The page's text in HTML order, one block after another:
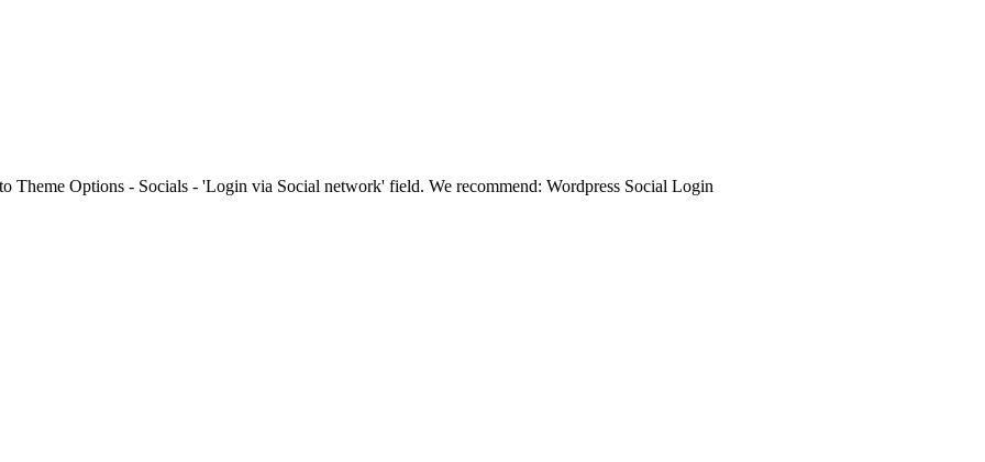
Theme Options - Socials - 'Login via Social network' field. We recommend: Wordpress Social Login